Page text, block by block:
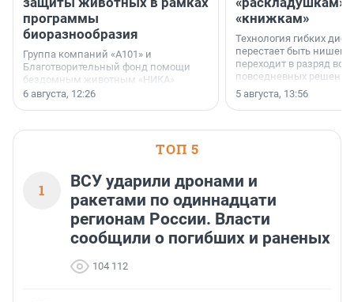
программы
биоразнообразия
Группа компаний «А101» и
Благотворительный фонд помощи
бездомным животным «НИКА»
заключили соглашение о
6 августа, 12:26
«книжкам»
Технология гибких
перестает быть
переходит в разряд
повседневных
5 августа, 13:56
ТОП 5
1
ВСУ ударили дронами и
ракетами по одиннадцати
регионам России. Власти
сообщили о погибших и раненых
104 112